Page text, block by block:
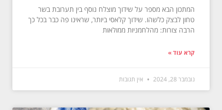
המתכון הבא מספר על שידוך מוצלח נוסף בין תערובת בשר
טחון לבצק כלשהו. שידוך קלאסי ביותר, שראינו פה כבר בכל כך
הרבה צורות: מהלחמניות ממולאות
קרא עוד »
נובמבר 28, 2024 אין תגובות